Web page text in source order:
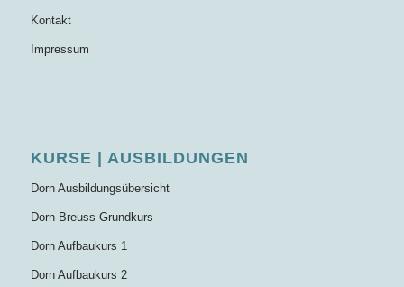
Kontakt
Impressum
KURSE | AUSBILDUNGEN
Dorn Ausbildungsübersicht
Dorn Breuss Grundkurs
Dorn Aufbaukurs 1
Dorn Aufbaukurs 2